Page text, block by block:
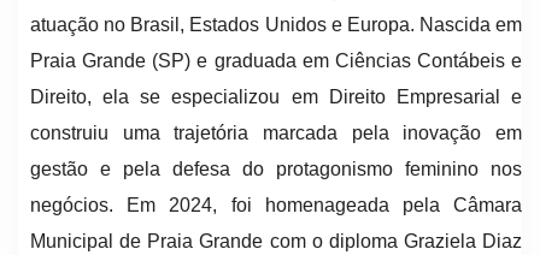
atuação no Brasil, Estados Unidos e Europa. Nascida em
Praia Grande (SP) e graduada em Ciências Contábeis e
Direito, ela se especializou em Direito Empresarial e
construiu uma trajetória marcada pela inovação em
gestão e pela defesa do protagonismo feminino nos
negócios. Em 2024, foi homenageada pela Câmara
Municipal de Praia Grande com o diploma Graziela Diaz